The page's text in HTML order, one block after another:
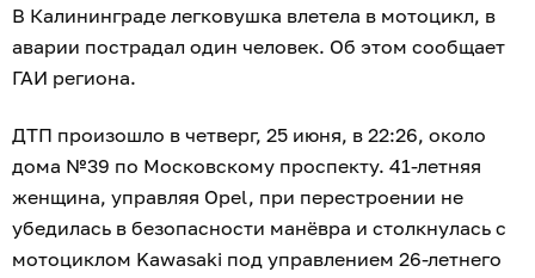
В Калининграде легковушка влетела в мотоцикл, в
аварии пострадал один человек. Об этом сообщает
ГАИ региона.
ДТП произошло в четверг, 25 июня, в 22:26, около
дома №39 по Московскому проспекту. 41-летняя
женщина, управляя Opel, при перестроении не
убедилась в безопасности манёвра и столкнулась с
мотоциклом Kawasaki под управлением 26-летнего